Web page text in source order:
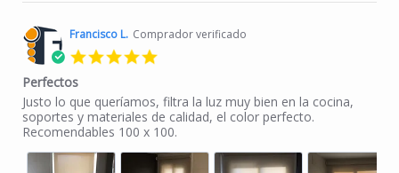
Francisco L. Comprador verificado
Perfectos
Review by Francisco L. on 5 Aug 2024
review stating Perfectos
Justo lo que queríamos, filtra la luz muy bien en la cocina,
soportes y materiales de calidad, el color perfecto.
Recomendables 100 x 100.